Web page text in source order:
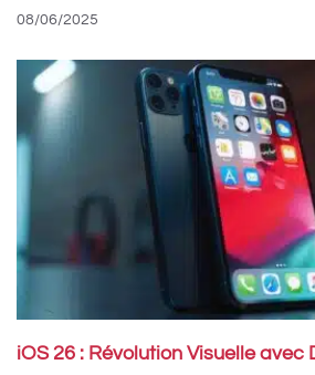
08/06/2025
iOS 26 : Révolution Visuelle avec